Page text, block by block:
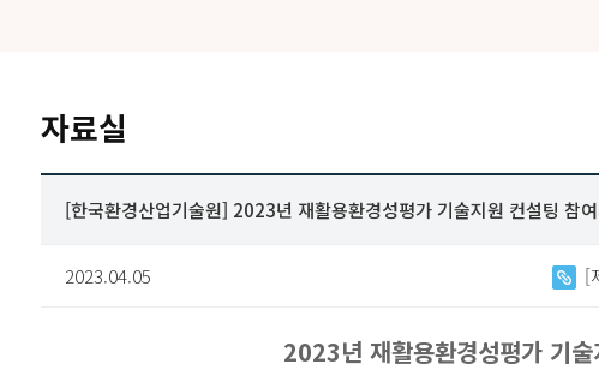
자료실
[한국환경산업기술원] 2023년 재활용환경성평가 기술지원 컨설팅 참
2023.04.05 [
2023년 재활용환경성평가 기